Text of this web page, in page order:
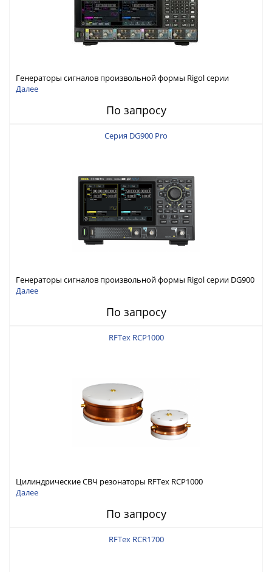
Генераторы сигналов произвольной формы Rigol серии
DG6000 до 500 МГц или до 1 ГГц
Далее
По запросу
Серия DG900 Pro
Генераторы сигналов произвольной формы Rigol серии DG900
Pro с максимальной частотой 200 МГц
Далее
По запросу
RFTex RCP1000
Цилиндрические СВЧ резонаторы RFTex RCP1000
Далее
По запросу
RFTex RCR1700